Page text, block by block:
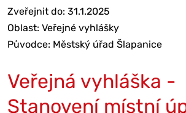
Zveřejnit do: 31.1.2025
Oblast: Veřejné vyhlášky
Původce: Městský úřad Šlapanice
Veřejná vyhláška -
Stanovení místní